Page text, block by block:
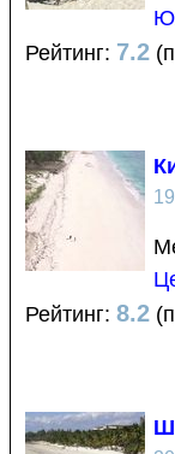
Рейтинг: 7.2
Рейтинг: 8.2